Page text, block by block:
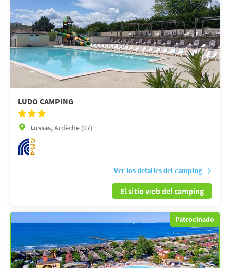
LUDO CAMPING
Lussas,Ardèche (07)
Ver los detalles del camping
El sitio web del camping
Patrocinado